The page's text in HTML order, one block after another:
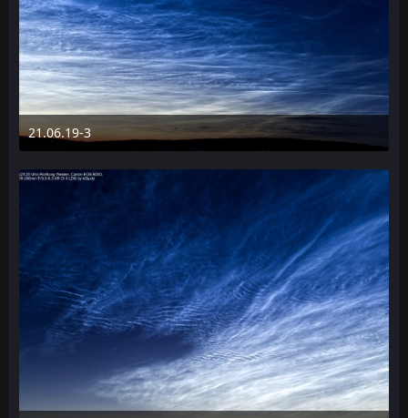
21.06.19-3
24. Juni 2019 um 14:30